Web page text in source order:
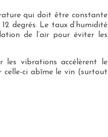
qui doit être constante
degrés. Le taux d’humidité
de l’air pour éviter les
les vibrations accélèrent le
celle-ci abîme le vin (surtout